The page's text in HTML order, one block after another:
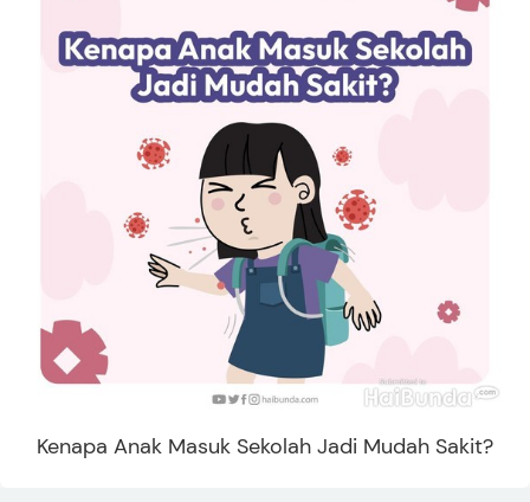
Kenapa Anak Masuk Sekolah Jadi Mudah Sakit?